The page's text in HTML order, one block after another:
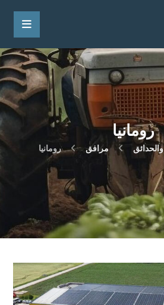
رومانيا
مرافق رومانيا